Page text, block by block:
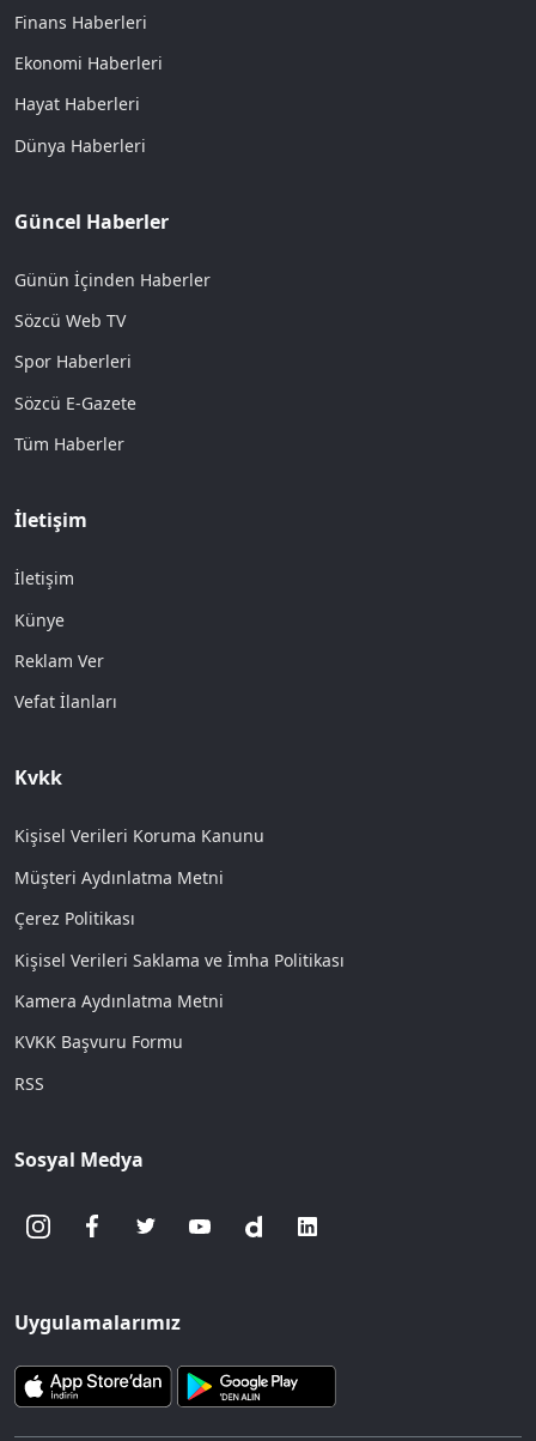
Finans Haberleri
Ekonomi Haberleri
Hayat Haberleri
Dünya Haberleri
Güncel Haberler
Günün İçinden Haberler
Sözcü Web TV
Spor Haberleri
Sözcü E-Gazete
Tüm Haberler
İletişim
İletişim
Künye
Reklam Ver
Vefat İlanları
Kvkk
Kişisel Verileri Koruma Kanunu
Müşteri Aydınlatma Metni
Çerez Politikası
Kişisel Verileri Saklama ve İmha Politikası
Kamera Aydınlatma Metni
KVKK Başvuru Formu
RSS
Sosyal Medya
Uygulamalarımız